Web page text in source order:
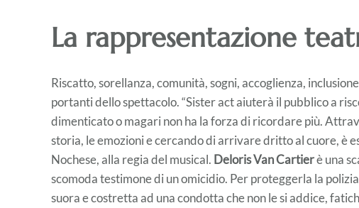
La rappresentazione
Riscatto, sorellanza, comunità, sogni, accoglienza,
portanti dello spettacolo. “Sister act aiuterà il pubblico a
dimenticato o magari non ha la forza di ricordare più.
storia, le emozioni e cercando di arrivare dritto al cuore, è
Nochese, alla regia del musical. Deloris Van Cartierè una
scomoda testimone di un omicidio. Per proteggerla la
suora e costretta ad una condotta che non le si addice,